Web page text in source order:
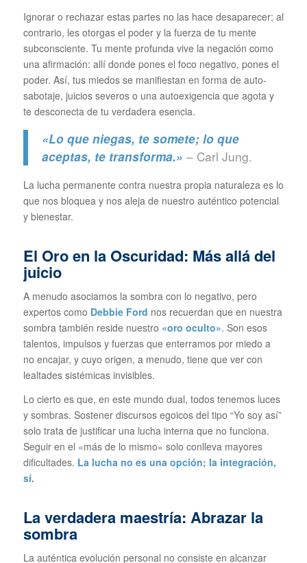
Ignorar o rechazar estas partes no las hace desaparecer; al
contrario, les otorgas el poder y la fuerza de tu mente
subconsciente. Tu mente profunda vive la negación como
una afirmación: allí donde pones el foco negativo, pones el
poder. Así, tus miedos se manifiestan en forma de auto-
sabotaje, juicios severos o una autoexigencia que agota y
te desconecta de tu verdadera esencia.
«Lo que niegas, te somete; lo que
aceptas, te transforma.» – Carl Jung.
La lucha permanente contra nuestra propia naturaleza es lo
que nos bloquea y nos aleja de nuestro auténtico potencial
y bienestar.
El Oro en la Oscuridad: Más allá del
juicio
A menudo asociamos la sombra con lo negativo, pero
expertos como Debbie Ford nos recuerdan que en nuestra
sombra también reside nuestro «oro oculto». Son esos
talentos, impulsos y fuerzas que enterramos por miedo a
no encajar, y cuyo origen, a menudo, tiene que ver con
lealtades sistémicas invisibles.
Lo cierto es que, en este mundo dual, todos tenemos luces
y sombras. Sostener discursos egoicos del tipo “Yo soy así”
solo trata de justificar una lucha interna que no funciona.
Seguir en el «más de lo mismo» solo conlleva mayores
dificultades. La lucha no es una opción; la integración,
sí.
La verdadera maestría: Abrazar la
sombra
La auténtica evolución personal no consiste en alcanzar